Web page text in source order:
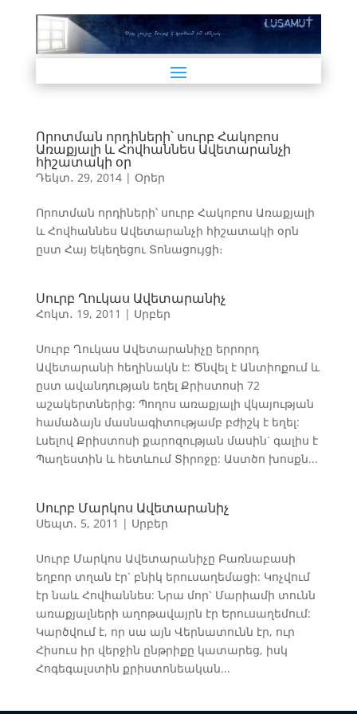
Որոտման որդիների՝ սուրբ Հակոբոս
Առաքյալի և Հովհաննես Ավետարանչի
հիշատակի օր
Դեկտ․ 29, 2014| Օրեր
Որոտման որդիների՝ սուրբ Հակոբոս Առաքյալի
և Հովհաննես Ավետարանչի հիշատակի օրն
ըստ Հայ Եկեղեցու Տոնացույցի։
Սուրբ Ղուկաս Ավետարանիչ
Հոկտ․ 19, 2011 | Սրբեր
Սուրբ Ղուկաս Ավետարանիչը երրորդ
Ավետարանի հեղինակն է: Ծնվել է Անտիոքում և
ըստ ավանդության եղել Քրիստոսի 72
աշակերտներից: Պողոս առաքյալի վկայության
համաձայն մասնագիտությամբ բժիշկ է եղել:
Լսելով Քրիստոսի քարոզության մասին` գալիս է
Պաղեստին և հետևում Տիրոջը: Աստծո խոսքն...
Սուրբ Մարկոս Ավետարանիչ
Սեպտ․ 5, 2011 | Սրբեր
Սուրբ Մարկոս Ավետարանիչը Բառնաբասի
եղբոր տղան էր` բնիկ երուսաղեմացի: Կոչվում
էր նաև Հովհաննես: Նրա մոր` Մարիամի տունն
առաքյալների աղոթավայրն էր Երուսաղեմում:
Կարծվում է, որ սա այն Վերնատունն էր, ուր
Հիսուս իր վերջին ընթրիքը կատարեց, իսկ
Հոգեգալստին քրիստոնեական...